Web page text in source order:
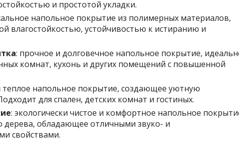
и простотой укладки.
напольное покрытие из полимерных материалов,
влагостойкостью, устойчивостью к истиранию и
: прочное и долговечное напольное покрытие,
комнат, кухонь и других помещений с повышенной
теплое напольное покрытие, создающее уютную
для спален, детских комнат и гостиных.
: экологически чистое и комфортное напольное
дерева, обладающее отличными звуко- и
свойствами.